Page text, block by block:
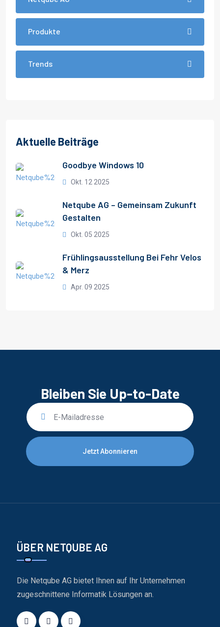
Produkte
Trends
Aktuelle Beiträge
Goodbye Windows 10
Okt. 12 2025
Netqube AG – Gemeinsam Zukunft
Gestalten
Okt. 05 2025
Frühlingsausstellung Bei Fehr Velos
& Merz
Apr. 09 2025
Bleiben Sie Up-to-Date
Jetzt Abonnieren
ÜBER NETQUBE AG
Die Netqube AG bietet Ihnen auf Ihr Unternehmen
zugeschnittene Informatik Lösungen an.